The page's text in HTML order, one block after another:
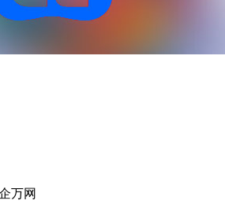
万网